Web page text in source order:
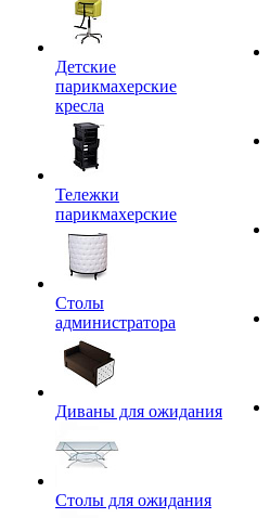
Детские
парикмахерские
кресла
Тележки
парикмахерские
Столы
администратора
Диваны для ожидания
Столы для ожидания